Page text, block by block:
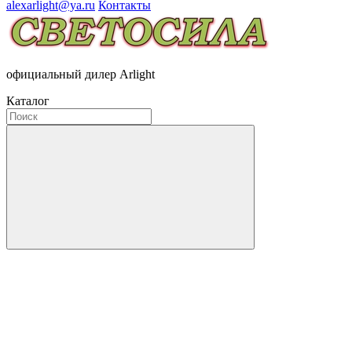
alexarlight@ya.ru Контакты
официальный дилер Arlight
Каталог